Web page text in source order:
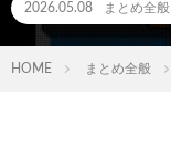
2026.05.08 まとめ全般
HOME まとめ全般